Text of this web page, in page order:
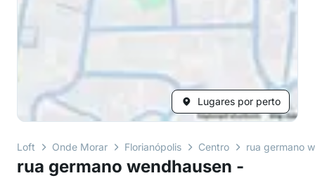
Lugares por perto
Loft Onde Morar Florianópolis Centro rua germano
rua germano wendhausen -